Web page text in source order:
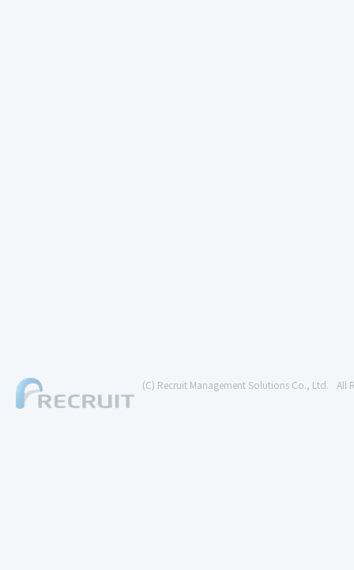
(C) Recruit Management Solutions Co., Ltd. All